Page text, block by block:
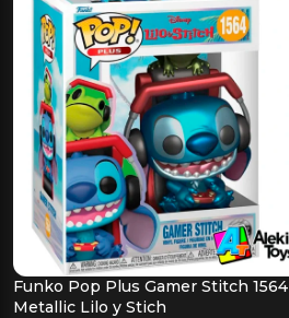
Funko Pop Plus Gamer Stitch 1564
Metallic Lilo y Stich